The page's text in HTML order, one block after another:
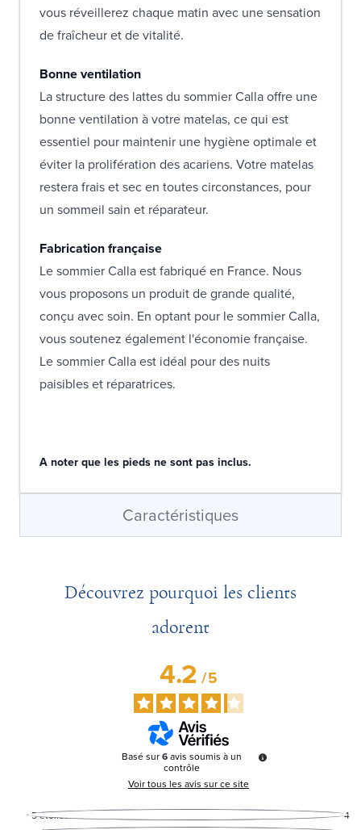
vous réveillerez chaque matin avec une sensation
de fraîcheur et de vitalité.
Bonne ventilation
La structure des lattes du sommier Calla offre une
bonne ventilation à votre matelas, ce qui est
essentiel pour maintenir une hygiène optimale et
éviter la prolifération des acariens. Votre matelas
restera frais et sec en toutes circonstances, pour
un sommeil sain et réparateur.
Fabrication française
Le sommier Calla est fabriqué en France. Nous
vous proposons un produit de grande qualité,
conçu avec soin. En optant pour le sommier Calla,
vous soutenez également l'économie française.
Le sommier Calla est idéal pour des nuits
paisibles et réparatrices.
A noter que les pieds ne sont pas inclus.
Caractéristiques
Découvrez pourquoi les clients
adorent
4.2/5
Basé sur6avis soumis à un
contrôle
Voir tous les avis sur ce site
5étoiles
4